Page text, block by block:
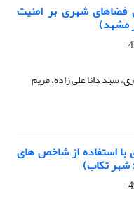
فضاهای شهری بر امنیت
مشهد)
سید دانا علی زاده، مریم
استفاده از شاخص های
شهر تکاب)